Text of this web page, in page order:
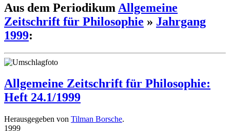
Aus dem Periodikum Allgemeine
Zeitschrift für Philosophie » Jahrgang
1999:
Allgemeine Zeitschrift für Philosophie:
Heft 24.1/1999
Herausgegeben von Tilman Borsche.
1999